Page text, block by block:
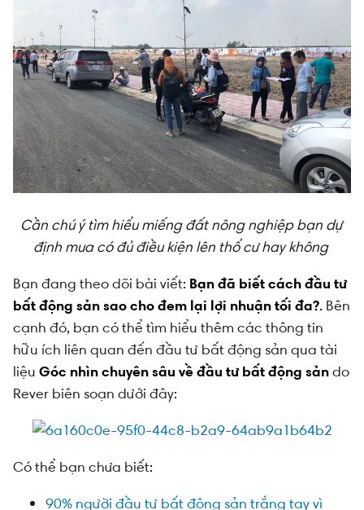
Cần chú ý tìm hiểu miếng đất nông nghiệp bạn dự
định mua có đủ điều kiện lên thổ cư hay không
Bạn đang theo dõi bài viết: Bạn đã biết cách đầu tư
bất động sản sao cho đem lại lợi nhuận tối đa?. Bên
cạnh đó, bạn có thể tìm hiểu thêm các thông tin
hữu ích liên quan đến đầu tư bất động sản qua tài
liệu Góc nhìn chuyên sâu về đầu tư bất động sảndo
Rever biên soạn dưới đây:
Có thể bạn chưa biết:
90% người đầu tư bất động sản trắng tay vì